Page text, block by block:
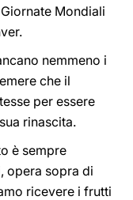
Mondiali
nemmeno i
che il
per essere
rinascita.
è sempre
opera sopra di
ricevere i frutti